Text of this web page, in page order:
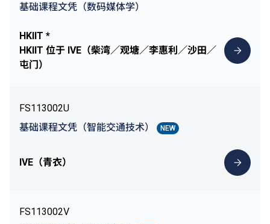
基础课程文凭（数码媒体学）
HKIIT *
HKIIT 位于 IVE（柴湾／观塘／李惠利／沙田／
屯门）
FS113002U
基础课程文凭（智能交通技术）
NEW
IVE（青衣）
FS113002V